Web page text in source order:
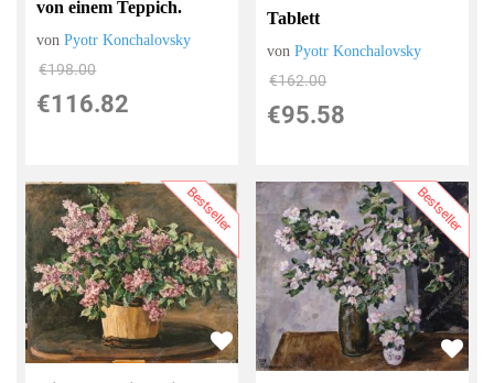
von einem Teppich.
vonPyotr Konchalovsky
€198.00
€116.82
Tablett
vonPyotr Konchalovsky
€162.00
€95.58
Bestseller Bestseller